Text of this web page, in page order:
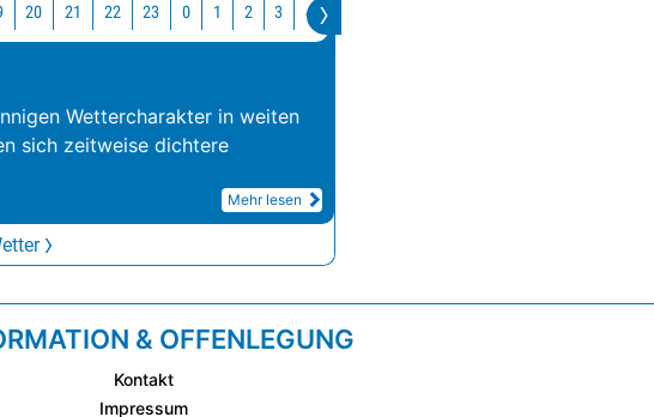
20 21 22 23 0 1 2 3 4
Wettercharakter in weiten
sich zeitweise dichtere
Mehr lesen
& OFFENLEGUNG
Kontakt
Impressum